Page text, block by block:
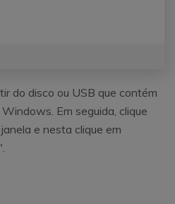
do disco ou USB que contém
Em seguida, clique
e nesta clique em